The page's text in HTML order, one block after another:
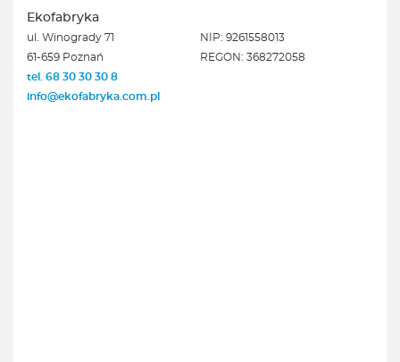
Ekofabryka
ul. Winogrady 71
61-659 Poznań
tel. 68 30 30 30 8
info@ekofabryka.com.pl
NIP: 9261558013
REGON: 368272058